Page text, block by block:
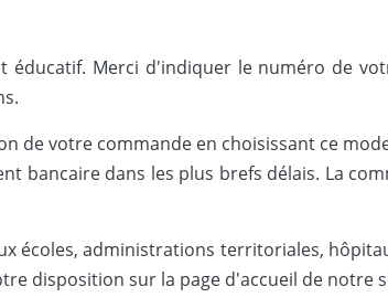
Merci d'indiquer le numéro de
de votre commande en choisissant ce
bancaire dans les plus brefs délais. La
écoles, administrations territoriales,
disposition sur la page d'accueil de notre